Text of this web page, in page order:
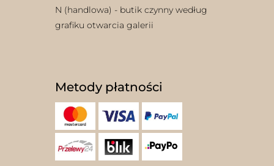
N (handlowa) - butik czynny według
grafiku otwarcia galerii
Metody płatności